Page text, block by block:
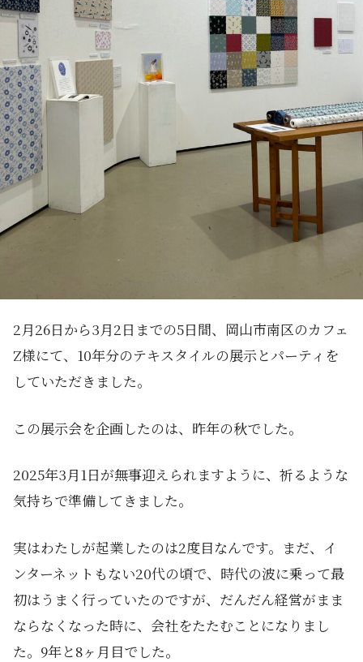
2月26日から3月2日までの5日間、岡山市南区のカフェ
Z様にて、10年分のテキスタイルの展示とパーティを
していただきました。
この展示会を企画したのは、昨年の秋でした。
2025年3月1日が無事迎えられますように、祈るような
気持ちで準備してきました。
実はわたしが起業したのは2度目なんです。まだ、イ
ンターネットもない20代の頃で、時代の波に乗って最
初はうまく行っていたのですが、だんだん経営がまま
ならなくなった時に、会社をたたむことになりまし
た。9年と8ヶ月目でした。